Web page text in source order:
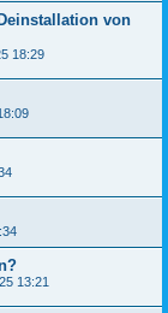
von
18:29
13:21